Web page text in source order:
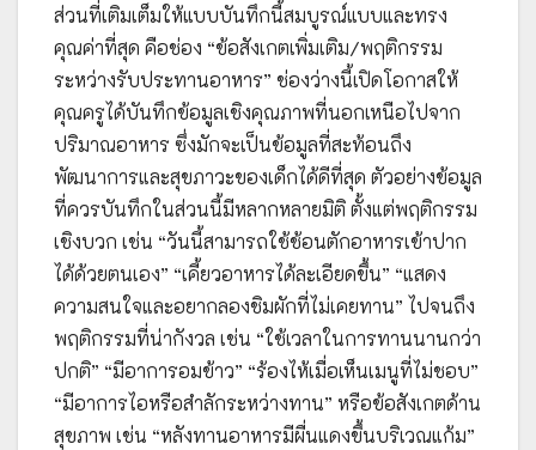
ส่วนที่เติมเต็มให้แบบบันทึกนี้สมบูรณ์แบบและทรง
คุณค่าที่สุด คือช่อง “ข้อสังเกตเพิ่มเติม/พฤติกรรม
ระหว่างรับประทานอาหาร” ช่องว่างนี้เปิดโอกาสให้
คุณครูได้บันทึกข้อมูลเชิงคุณภาพที่นอกเหนือไปจาก
ปริมาณอาหาร ซึ่งมักจะเป็นข้อมูลที่สะท้อนถึง
พัฒนาการและสุขภาวะของเด็กได้ดีที่สุด ตัวอย่างข้อมูล
ที่ควรบันทึกในส่วนนี้มีหลากหลายมิติ ตั้งแต่พฤติกรรม
เชิงบวก เช่น “วันนี้สามารถใช้ช้อนตักอาหารเข้าปาก
ได้ด้วยตนเอง” “เคี้ยวอาหารได้ละเอียดขึ้น” “แสดง
ความสนใจและอยากลองชิมผักที่ไม่เคยทาน” ไปจนถึง
พฤติกรรมที่น่ากังวล เช่น “ใช้เวลาในการทานนานกว่า
ปกติ” “มีอาการอมข้าว” “ร้องไห้เมื่อเห็นเมนูที่ไม่ชอบ”
“มีอาการไอหรือสำลักระหว่างทาน” หรือข้อสังเกตด้าน
สุขภาพ เช่น “หลังทานอาหารมีผื่นแดงขึ้นบริเวณแก้ม”